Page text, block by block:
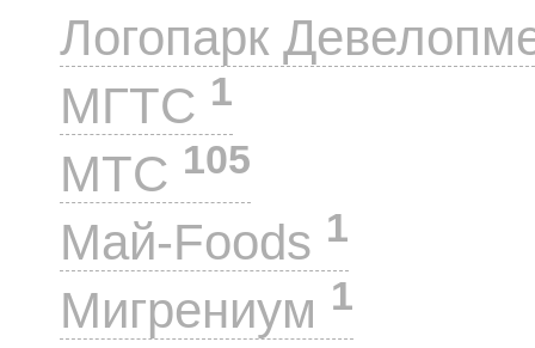
Логопарк
МГТС 1
МТС 105
Май-Foods 1
Мигрениум 1